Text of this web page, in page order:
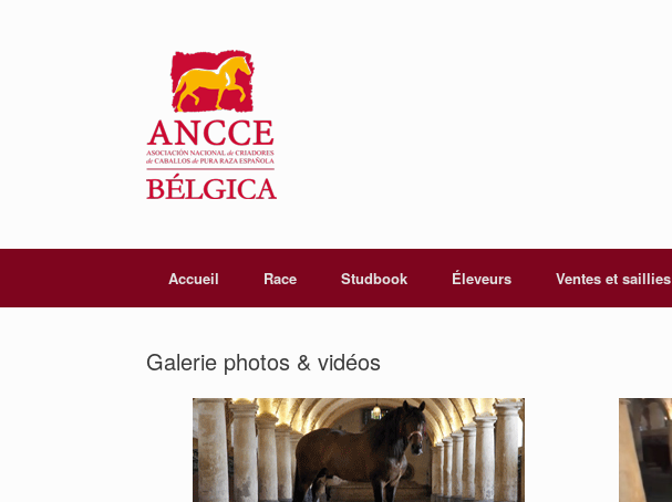
Accueil Race Studbook Éleveurs Ventes et saillies
Galerie photos & vidéos